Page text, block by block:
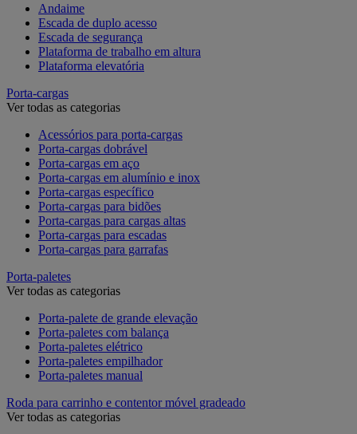
Andaime
Escada de duplo acesso
Escada de segurança
Plataforma de trabalho em altura
Plataforma elevatória
Porta-cargas
Ver todas as categorias
Acessórios para porta-cargas
Porta-cargas dobrável
Porta-cargas em aço
Porta-cargas em alumínio e inox
Porta-cargas específico
Porta-cargas para bidões
Porta-cargas para cargas altas
Porta-cargas para escadas
Porta-cargas para garrafas
Porta-paletes
Ver todas as categorias
Porta-palete de grande elevação
Porta-paletes com balança
Porta-paletes elétrico
Porta-paletes empilhador
Porta-paletes manual
Roda para carrinho e contentor móvel gradeado
Ver todas as categorias